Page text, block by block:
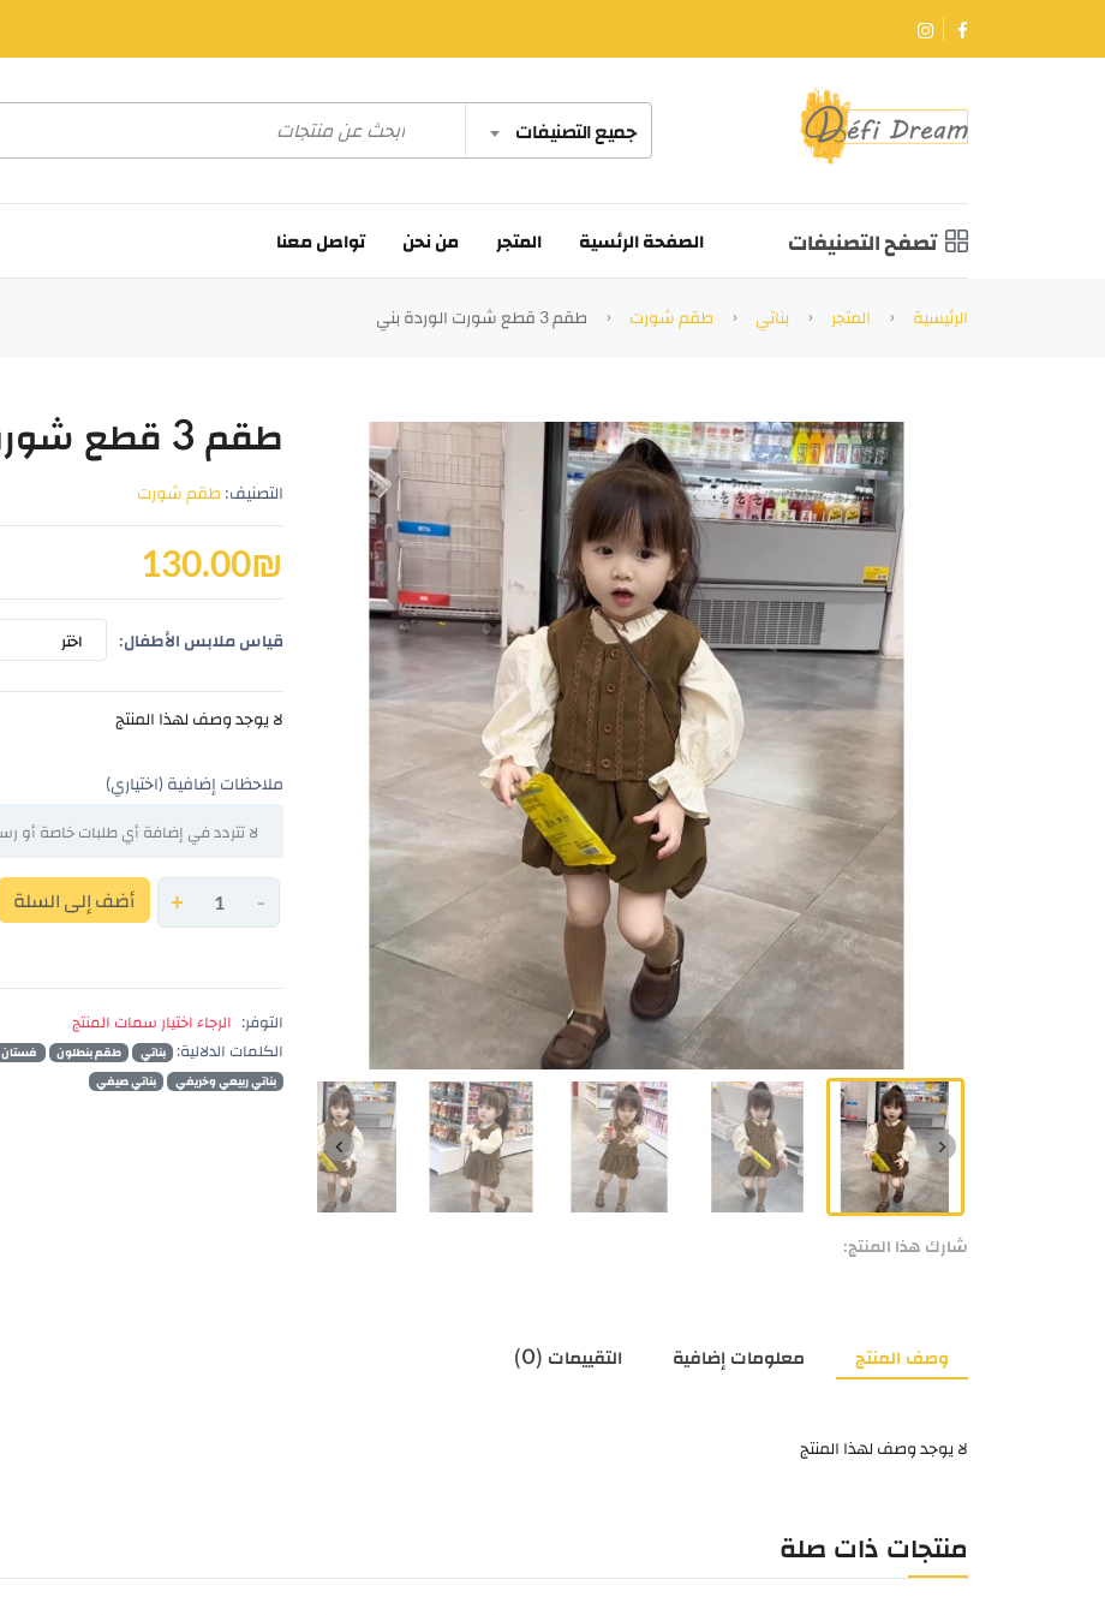
جميع التصنيفات
تصفح التصنيفات الصفحة الرئسية المتجر من نحن تواصل معنا
الرئيسية المتجر بناتي طقم شورت طقم 3 قطع شورت الوردة بني
شارك هذا المنتج:
طقم 3 قطع شورت الوردة بني
التصنيف: طقم شورت
130.00₪
قياس ملابس الأطفال: اختر
لا يوجد وصف لهذا المنتج
ملاحظات إضافية (اختياري)
-
+ أضف إلى السلة
التوفر:
الرجاء اختيار سمات المنتج
الكلمات الدلالية:
بناتي طقم بنطلون فستان
بناتي ربيعي وخريفي
بناتي صيفي
وصف المنتج معلومات إضافية التقييمات (0)
لا يوجد وصف لهذا المنتج
منتجات ذات صلة